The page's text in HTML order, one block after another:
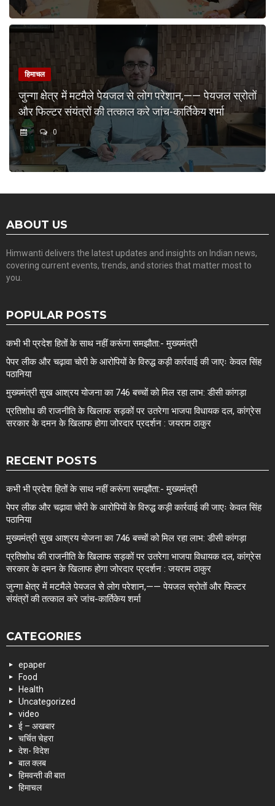
हिमाचल
जुन्गा क्षेत्र में मटमैले पेयजल से लोग परेशान,—— पेयजल स्रोतों
और फिल्टर संयंत्रों की तत्काल करे जांच-कार्तिकेय शर्मा
0
ABOUT US
Himwanti delivers the latest updates and insights on Indian news,
covering current events, trends, and stories that matter most to
you.
POPULAR POSTS
कभी भी प्रदेश हितों के साथ नहीं करूंगा समझौता:- मुख्यमंत्री
पेपर लीक और चढ़ावा चोरी के आरोपियों के विरुद्ध कड़ी कार्रवाई की जाएः केवल सिंह
पठानिया
मुख्यमंत्री सुख आश्रय योजना का 746 बच्चों को मिल रहा लाभ: डीसी कांगड़ा
प्रतिशोध की राजनीति के खिलाफ सड़कों पर उतरेगा भाजपा विधायक दल, कांग्रेस
सरकार के दमन के खिलाफ होगा जोरदार प्रदर्शन : जयराम ठाकुर
RECENT POSTS
कभी भी प्रदेश हितों के साथ नहीं करूंगा समझौता:- मुख्यमंत्री
पेपर लीक और चढ़ावा चोरी के आरोपियों के विरुद्ध कड़ी कार्रवाई की जाएः केवल सिंह
पठानिया
मुख्यमंत्री सुख आश्रय योजना का 746 बच्चों को मिल रहा लाभ: डीसी कांगड़ा
प्रतिशोध की राजनीति के खिलाफ सड़कों पर उतरेगा भाजपा विधायक दल, कांग्रेस
सरकार के दमन के खिलाफ होगा जोरदार प्रदर्शन : जयराम ठाकुर
जुन्गा क्षेत्र में मटमैले पेयजल से लोग परेशान,—— पेयजल स्रोतों और फिल्टर
संयंत्रों की तत्काल करे जांच-कार्तिकेय शर्मा
CATEGORIES
epaper
Food
Health
Uncategorized
video
ई – अखबार
चर्चित चेहरा
देश- विदेश
बाल क्लब
हिमवन्ती की बात
हिमाचल